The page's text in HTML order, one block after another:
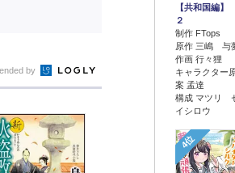
【共和国編
２
制作 FTops
原作 三嶋 与
作画 行々狸
キャラクター
案 孟達
構成 マツリ
イシロウ
4位
by